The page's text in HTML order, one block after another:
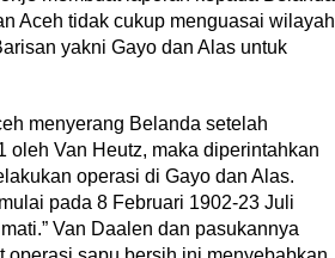
Aceh tidak cukup menguasai wilayah
yakni Gayo dan Alas untuk
menyerang Belanda setelah
oleh Van Heutz, maka diperintahkan
operasi di Gayo dan Alas.
pada 8 Februari 1902-23 Juli
Van Daalen dan pasukannya